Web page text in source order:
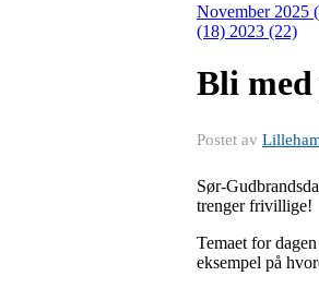
November 2025
(18) 2023 (22)
Bli med
Postet av
Sør-
trenger frivillige!
Temaet for
eksempel på